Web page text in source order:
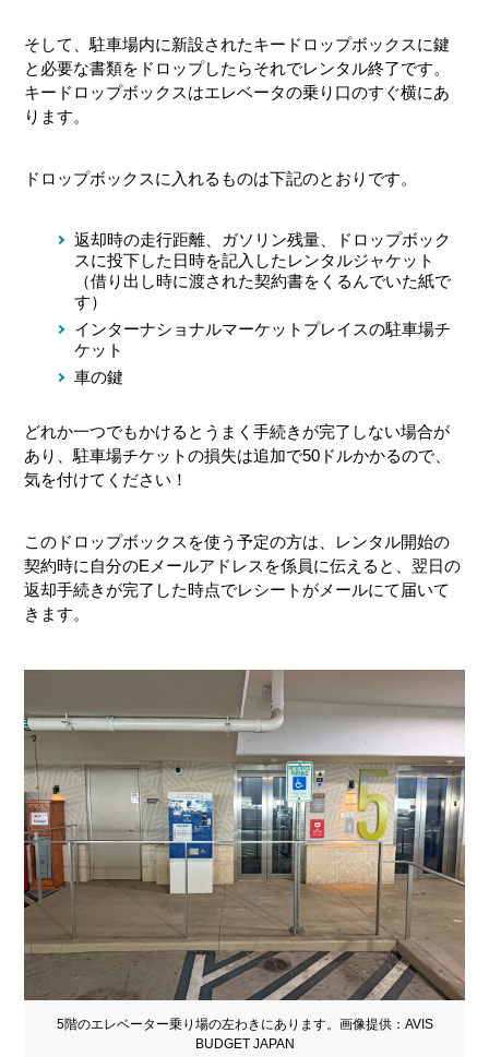
そして、駐車場内に新設されたキードロップボックスに鍵
と必要な書類をドロップしたらそれでレンタル終了です。
キードロップボックスはエレベータの乗り口のすぐ横にあ
ります。
ドロップボックスに入れるものは下記のとおりです。
返却時の走行距離、ガソリン残量、ドロップボック
スに投下した日時を記入したレンタルジャケット
（借り出し時に渡された契約書をくるんでいた紙で
す）
インターナショナルマーケットプレイスの駐車場チ
ケット
車の鍵
どれか一つでもかけるとうまく手続きが完了しない場合が
あり、駐車場チケットの損失は追加で50ドルかかるので、
気を付けてください！
このドロップボックスを使う予定の方は、レンタル開始の
契約時に自分のEメールアドレスを係員に伝えると、翌日の
返却手続きが完了した時点でレシートがメールにて届いて
きます。
5階のエレベーター乗り場の左わきにあります。画像提供：AVIS
BUDGET JAPAN